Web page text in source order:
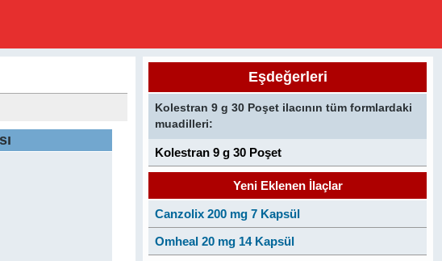
Eşdeğerleri
Kolestran 9 g 30 Poşet ilacının tüm formlardaki
muadilleri:
Kolestran 9 g 30 Poşet
Yeni Eklenen İlaçlar
Canzolix 200 mg 7 Kapsül
Omheal 20 mg 14 Kapsül